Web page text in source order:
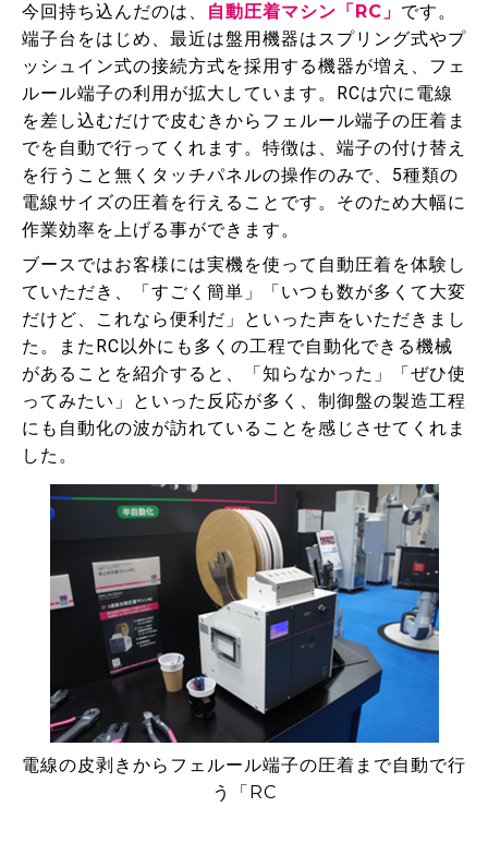
今回持ち込んだのは、
自動圧着マシン「RC」 です。
端子台をはじめ、最近は盤用機器はスプリング式やプ
ッシュイン式の接続方式を採用する機器が増え、フェ
ルール端子の利用が拡大しています。RCは穴に電線
を差し込むだけで皮むきからフェルール端子の圧着ま
でを自動で行ってくれます。特徴は、端子の付け替え
を行うこと無くタッチパネルの操作のみで、5種類の
電線サイズの圧着を行えることです。そのため大幅に
作業効率を上げる事ができます。
ブースではお客様には実機を使って自動圧着を体験し
ていただき、「すごく簡単」「いつも数が多くて大変
だけど、これなら便利だ」といった声をいただきまし
た。またRC以外にも多くの工程で自動化できる機械
があることを紹介すると、「知らなかった」「ぜひ使
ってみたい」といった反応が多く、制御盤の製造工程
にも自動化の波が訪れていることを感じさせてくれま
した。
電線の皮剥きからフェルール端子の圧着まで自動で行
う「RC